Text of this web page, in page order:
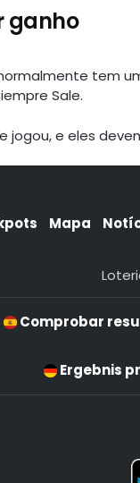
ganho
tem
Sale.
jogou, e eles
Mapa
Comprobar
Ergebnis